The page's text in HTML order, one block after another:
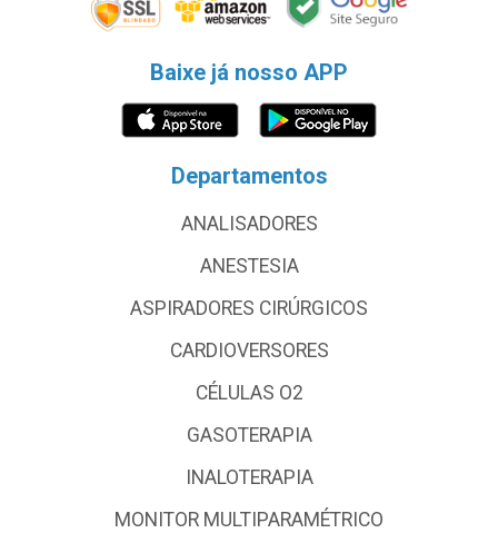
Baixe já nosso APP
Departamentos
ANALISADORES
ANESTESIA
ASPIRADORES CIRÚRGICOS
CARDIOVERSORES
CÉLULAS O2
GASOTERAPIA
INALOTERAPIA
MONITOR MULTIPARAMÉTRICO